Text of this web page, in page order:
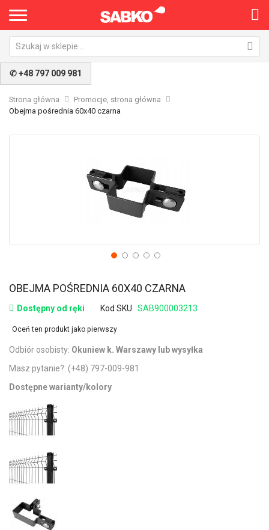
✆ +48 797 009 981
Strona główna
Promocje, strona główna
Obejma pośrednia 60x40 czarna
OBEJMA POŚREDNIA 60X40 CZARNA
Dostępny od ręki Kod SKU SAB900003213
Oceń ten produkt jako pierwszy
Odbiór osobisty: Okuniew k. Warszawy lub wysyłka
Masz pytanie?: (+48) 797-009-981
Dostępne warianty/kolory